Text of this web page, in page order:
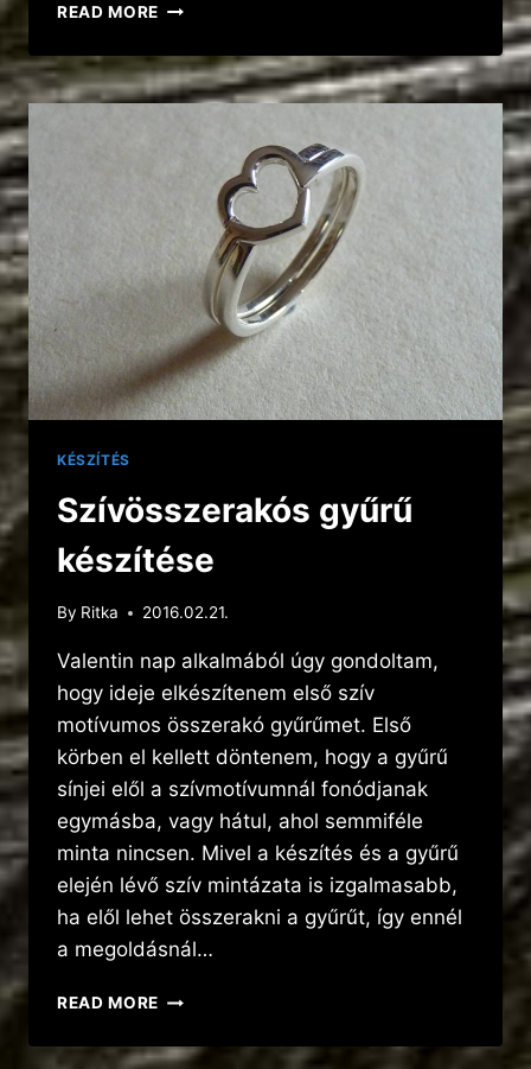
READ MORE 3-
ÖRDÖGLAKAT
GYŰRŰ
ÖSSZERAKÁSA
KÉSZÍTÉS
Szívösszerakós gyűrű
készítése
By Ritka 2016.02.21.
Valentin nap alkalmából úgy gondoltam,
hogy ideje elkészítenem első szív
motívumos összerakó gyűrűmet. Első
körben el kellett döntenem, hogy a gyűrű
sínjei elől a szívmotívumnál fonódjanak
egymásba, vagy hátul, ahol semmiféle
minta nincsen. Mivel a készítés és a gyűrű
elején lévő szív mintázata is izgalmasabb,
ha elől lehet összerakni a gyűrűt, így ennél
a megoldásnál…
READ MORE SZÍVÖSSZERAKÓS
KÉSZÍTÉSE